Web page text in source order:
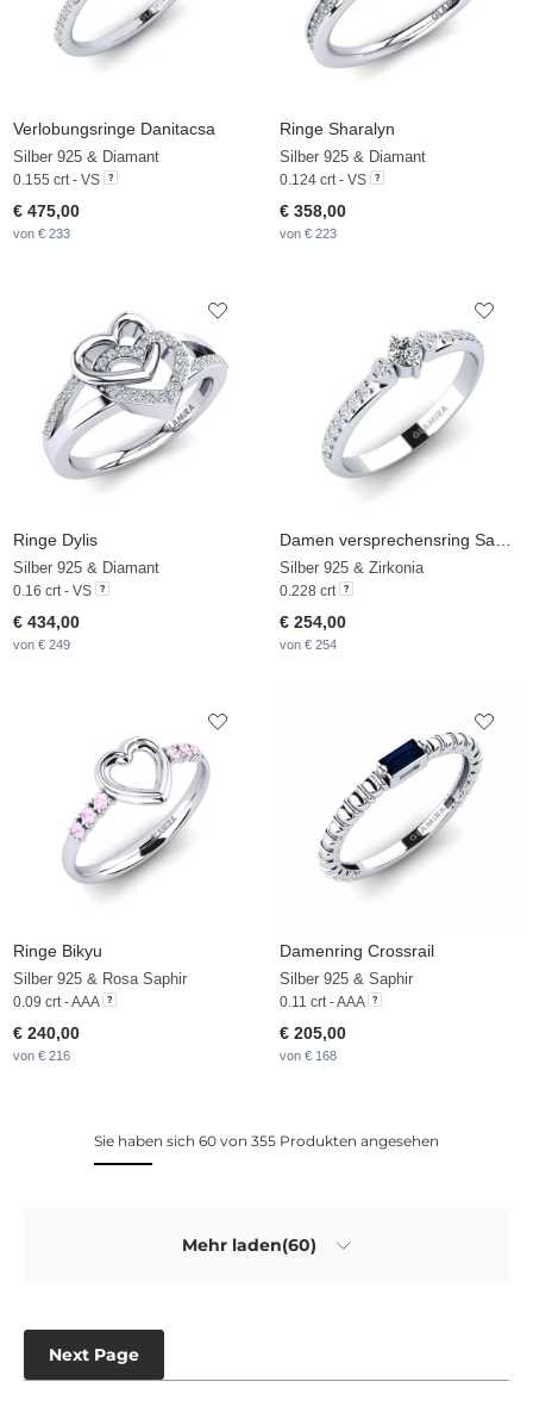
Verlobungsringe Danitacsa
Silber 925 & Diamant
0.155 crt - VS
€ 475,00
von € 233
Ringe Sharalyn
Silber 925 & Diamant
0.124 crt - VS
€ 358,00
von € 223
Ringe Dylis
Silber 925 & Diamant
0.16 crt - VS
€ 434,00
von € 249
Silber 925 & Zirkonia
0.228 crt
€ 254,00
von € 254
Ringe Bikyu
Silber 925 & Rosa Saphir
0.09 crt - AAA
€ 240,00
von € 216
Damenring Crossrail
Silber 925 & Saphir
0.11 crt - AAA
€ 205,00
von € 168
Sie haben sich 60 von 355 Produkten angesehen
Mehr laden(60)
Next Page